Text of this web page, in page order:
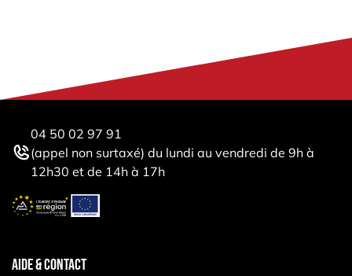
04 50 02 97 91
(appel non surtaxé) du lundi au vendredi de 9h à
12h30 et de 14h à 17h
AIDE & CONTACT